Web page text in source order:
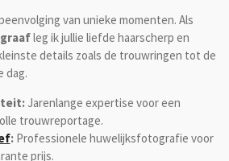
van unieke momenten. Als
leg ik jullie liefde haarscherp en
details zoals de trouwringen tot de
dag.
Jarenlange expertise voor een
trouwreportage.
:Professionele huwelijksfotografie voor
prijs.